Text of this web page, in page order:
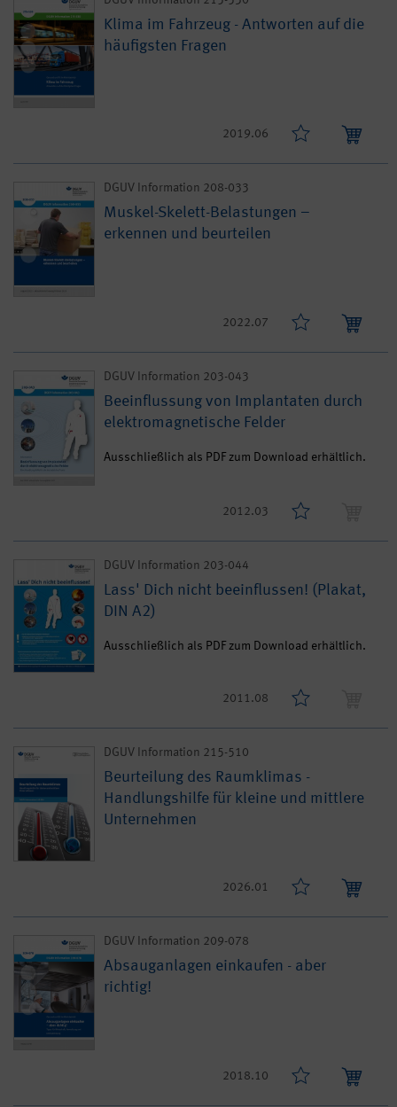
Klima im Fahrzeug - Antworten auf die
häufigsten Fragen
2019.06
DGUV Information 208-033
Muskel-Skelett-Belastungen –
erkennen und beurteilen
2022.07
DGUV Information 203-043
Beeinflussung von Implantaten durch
elektromagnetische Felder
Ausschließlich als PDF zum Download erhältlich.
2012.03
DGUV Information 203-044
Lass' Dich nicht beeinflussen! (Plakat,
DIN A2)
Ausschließlich als PDF zum Download erhältlich.
2011.08
DGUV Information 215-510
Beurteilung des Raumklimas -
Handlungshilfe für kleine und mittlere
Unternehmen
2026.01
DGUV Information 209-078
Absauganlagen einkaufen - aber
richtig!
2018.10